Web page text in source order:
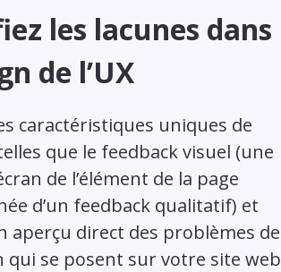
les lacunes dans
de l’UX
caractéristiques uniques de
que le feedback visuel (une
de l’élément de la page
d’un feedback qualitatif) et
aperçu direct des problèmes de
qui se posent sur votre site web